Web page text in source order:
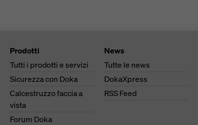
Prodotti
Tutti i prodotti e servizi
Sicurezza con Doka
Calcestruzzo faccia a
vista
Forum Doka
News
Tutte le news
DokaXpress
RSS Feed